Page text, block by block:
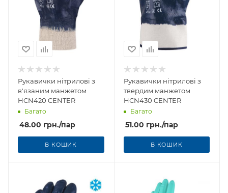
Рукавички нітрилові з
в'язаним манжетом
HCN420 CENTER
Багато
48.00 грн./пар
В КОШИК
Рукавички нітрилові з
твердим манжетом
HСN430 CENTER
Багато
51.00 грн./пар
В КОШИК